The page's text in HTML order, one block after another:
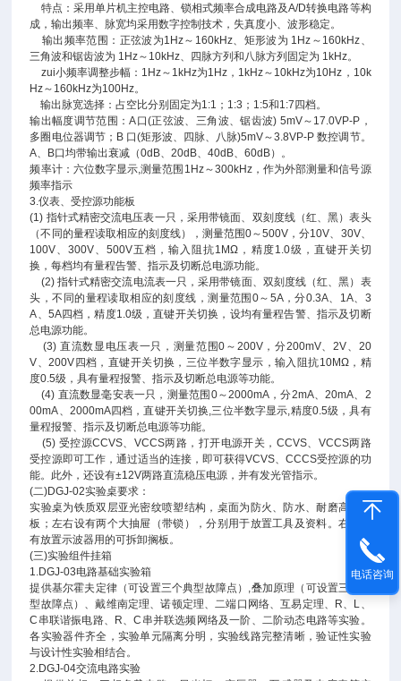
特点：采用单片机主控电路、锁相式频率合成电路及A/D转换电路等构
成，输出频率、脉宽均采用数字控制技术，失真度小、波形稳定。
输出频率范围：正弦波为1Hz～160kHz、矩形波为 1Hz～160kHz、
三角波和锯齿波为 1Hz～10kHz、四脉方列和八脉方列固定为 1kHz。
zui小频率调整步幅：1Hz～1kHz为1Hz，1kHz～10kHz为10Hz，10k
Hz～160kHz为100Hz。
输出脉宽选择：占空比分别固定为1:1；1:3；1:5和1:7四档。
输出幅度调节范围：A口(正弦波、三角波、锯齿波) 5mV～17.0VP-P，
多圈电位器调节；B 口(矩形波、四脉、八脉)5mV～3.8VP-P 数控调节。
A、B口均带输出衰减（0dB、20dB、40dB、60dB）。
频率计：六位数字显示,测量范围1Hz～300kHz，作为外部测量和信号源
频率指示
3.仪表、受控源功能板
(1) 指针式精密交流电压表一只，采用带镜面、双刻度线（红、黑）表头
（不同的量程读取相应的刻度线），测量范围0～500V，分10V、30V、
100V、300V、500V五档，输入阻抗1MΩ，精度1.0级，直键开关切
换，每档均有量程告警、指示及切断总电源功能。
(2) 指针式精密交流电流表一只，采用带镜面、双刻度线（红、黑）表
头，不同的量程读取相应的刻度线，测量范围0～5A，分0.3A、1A、3
A、5A四档，精度1.0级，直键开关切换，设均有量程告警、指示及切断
总电源功能。
(3) 直流数显电压表一只，测量范围0～200V，分200mV、2V、20
V、200V四档，直键开关切换，三位半数字显示，输入阻抗10MΩ，精
度0.5级，具有量程报警、指示及切断总电源等功能。
(4) 直流数显毫安表一只，测量范围0～2000mA，分2mA、20mA、2
00mA、2000mA四档，直键开关切换,三位半数字显示,精度0.5级，具有
量程报警、指示及切断总电源等功能。
(5) 受控源CCVS、VCCS两路，打开电源开关，CCVS、VCCS两路
受控源即可工作，通过适当的连接，即可获得VCVS、CCCS受控源的功
能。此外，还设有±12V两路直流稳压电源，并有发光管指示。
(二)DGJ-02实验桌要求：
实验桌为铁质双层亚光密纹喷塑结构，桌面为防火、防水、耐磨高密度
板；左右设有两个大抽屉（带锁），分别用于放置工具及资料。右边设
有放置示波器用的可拆卸搁板。
(三)实验组件挂箱
1.DGJ-03电路基础实验箱
提供基尔霍夫定律（可设置三个典型故障点）,叠加原理（可设置三个典
型故障点）、戴维南定理、诺顿定理、二端口网络、互易定理、R、L、
C串联谐振电路、R、C串并联选频网络及一阶、二阶动态电路等实验。
各实验器件齐全，实验单元隔离分明，实验线路完整清晰，验证性实验
与设计性实验相结合。
2.DGJ-04交流电路实验
电话咨询